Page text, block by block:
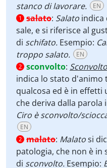
stanco di lavorare.
EN
1 salato: Salato indica
sale, e si riferisce al
di schifato. Esempio:
troppo salato.
EN
2 sconvolto: Sconvolto
indica lo stato d'animo
qualcosa ed è in effetti
che deriva dalla parola
Ciro è sconvolto/
EN
2 malato: Malatosi
patologia, che non è in
di sconvolto. Esempio: